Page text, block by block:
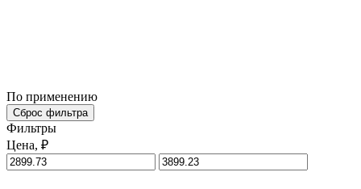
По применению
Сброс фильтра
Фильтры
Цена, ₽